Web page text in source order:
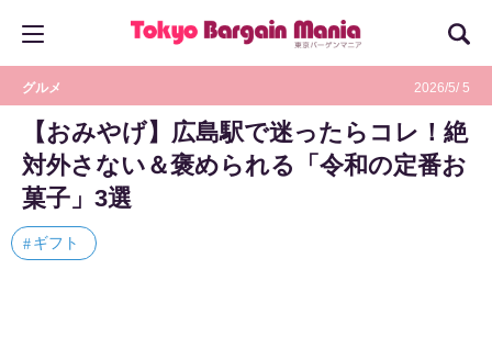
グルメ 2026/5/ 5
【おみやげ】広島駅で迷ったらコレ！絶
対外さない＆褒められる「令和の定番お
菓子」3選
ギフト